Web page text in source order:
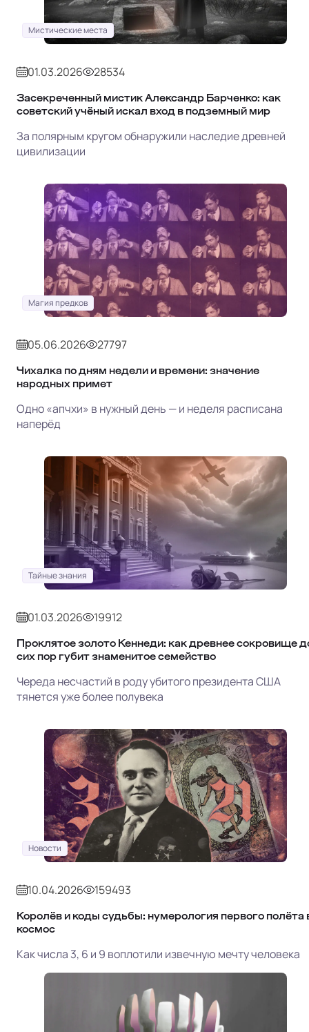
Мистические места
01.03.2026 28534
Засекреченный мистик Александр Барченко: как
советский учёный искал вход в подземный мир
За полярным кругом обнаружили наследие древней
цивилизации
Магия предков
05.06.2026 27797
Чихалка по дням недели и времени: значение
народных примет
Одно «апчхи» в нужный день — и неделя расписана
наперёд
Тайные знания
01.03.2026 19912
Проклятое золото Кеннеди: как древнее сокровище
сих пор губит знаменитое семейство
Череда несчастий в роду убитого президента США
тянется уже более полувека
Новости
10.04.2026 159493
Королёв и коды судьбы: нумерология первого полёта
космос
Как числа 3, 6 и 9 воплотили извечную мечту человека